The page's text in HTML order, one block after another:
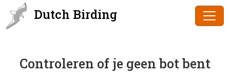
Dutch Birding
Controleren of je geen bot bent